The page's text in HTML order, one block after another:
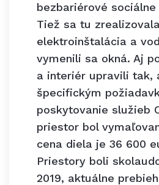
bezbariérové sociálne
Tiež sa tu
elektroinštalácia a
vymenili sa okná. Aj
a interiér upravili tak,
špecifickým
poskytovanie služieb
priestor bol
cena diela je 36 600
Priestory boli
2019, aktuálne